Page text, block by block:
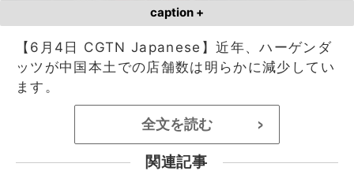
caption +
【6月4日 CGTN Japanese】近年、ハーゲンダ
ッツが中国本土での店舗数は明らかに減少してい
ます。
全文を読む >
関連記事